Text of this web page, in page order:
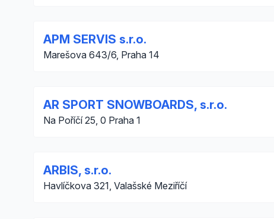
APM SERVIS s.r.o.
Marešova 643/6, Praha 14
AR SPORT SNOWBOARDS, s.r.o.
Na Poříčí 25, 0 Praha 1
ARBIS, s.r.o.
Havlíčkova 321, Valašské Meziříčí